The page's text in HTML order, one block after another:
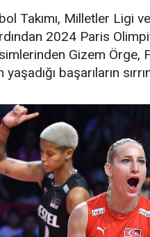
Takımı, Milletler Ligi
2024 Paris
Gizem Örge,
başarıların